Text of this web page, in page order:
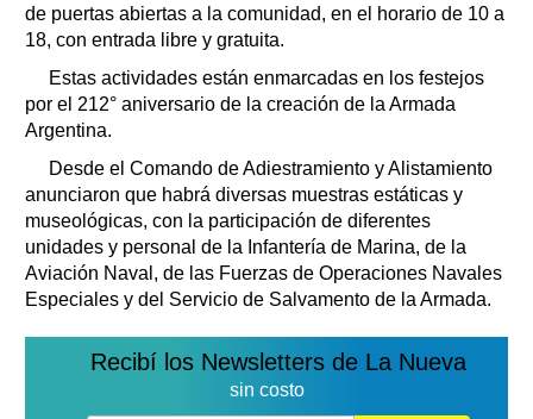
de puertas abiertas a la comunidad, en el horario de 10 a
18, con entrada libre y gratuita.
Estas actividades están enmarcadas en los festejos
por el 212° aniversario de la creación de la Armada
Argentina.
Desde el Comando de Adiestramiento y Alistamiento
anunciaron que habrá diversas muestras estáticas y
museológicas, con la participación de diferentes
unidades y personal de la Infantería de Marina, de la
Aviación Naval, de las Fuerzas de Operaciones Navales
Especiales y del Servicio de Salvamento de la Armada.
Recibí los Newsletters de La Nueva
sin costo